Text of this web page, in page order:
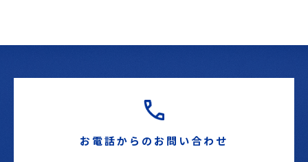
お電話からのお問い合わせ